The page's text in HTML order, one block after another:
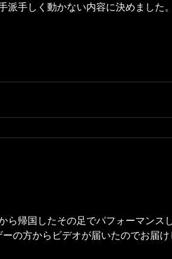
手しく動かない内容に決めました
帰国したその足でパフォーマンス
の方からビデオが届いたのでお届け